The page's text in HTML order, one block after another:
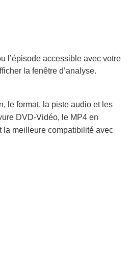
l’épisode accessible avec votre
la fenêtre d’analyse.
le format, la piste audio et les
DVD-Vidéo, le MP4 en
la meilleure compatibilité avec